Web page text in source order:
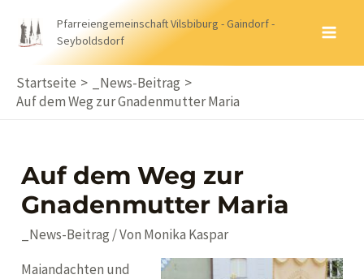
Inhalt
Pfarreiengemeinschaft Vilsbiburg - Gaindorf -
Seyboldsdorf
Startseite
_News-Beitrag
Auf dem Weg zur Gnadenmutter Maria
Auf dem Weg zur
Gnadenmutter Maria
_News-Beitrag / Von Monika Kaspar
Maiandachten und